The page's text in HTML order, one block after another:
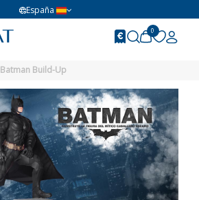
España
0
Batman Build-Up